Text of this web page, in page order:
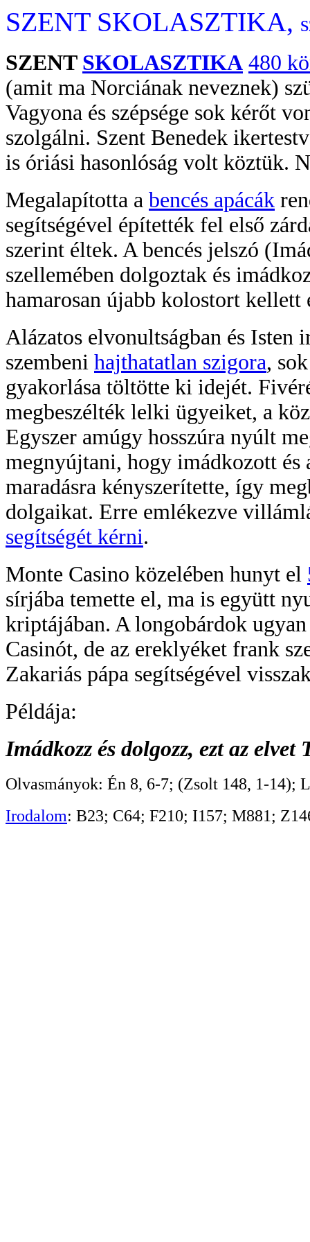
SZENT SKOLASZTIKA,
SZENT SKOLASZTIKA 480
(amit ma Norciának neveznek)
Vagyona és szépsége sok kérőt
szolgálni. Szent Benedek
is óriási hasonlóság volt köztük.
Megalapította a bencés apácák
segítségével építették fel első
szerint éltek. A bencés jelszó
szellemében dolgoztak és
hamarosan újabb kolostort kellett
Alázatos elvonultságban és
szembeni hajthatatlan szigora,
gyakorlása töltötte ki idejét.
megbeszélték lelki ügyeiket, a
Egyszer amúgy hosszúra nyúlt
megnyújtani, hogy imádkozott
maradásra kényszerítette, így
dolgaikat. Erre emlékezve
segítségét kérni.
Monte Casino közelében hunyt el
sírjába temette el, ma is együtt
kriptájában. A longobárdok
Casinót, de az ereklyéket frank
Zakariás pápa segítségével
Példája:
Imádkozz és dolgozz, ezt az elvet
Olvasmányok: Én 8, 6-7; (Zsolt 148, 1-14);
Irodalom: B23; C64; F210; I157; M881;